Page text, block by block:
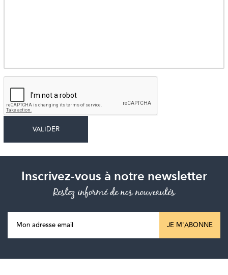
Inscrivez-vous à notre newsletter
Restez informé de nos nouveautés
JE M'ABONNE